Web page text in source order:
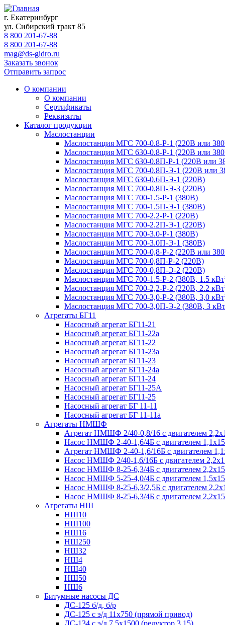
г. Екатеринбург
ул. Сибирский тракт 85
8 800 201-67-88
8 800 201-67-88
mag@ds-gidro.ru
Заказать звонок
Отправить запрос
О компании
О компании
Сертификаты
Реквизиты
Каталог продукции
Маслостанции
Маслостанция МГС 700-0.8-Р-1 (220В или
Маслостанция МГС 630-0.8-Р-1 (220В или
Маслостанция МГС 630-0.8П-Р-1 (220В или
Маслостанция МГС 700-0.8П-Э-1 (220В или
Маслостанция МГС 630-0.6П-Э-1 (220В)
Маслостанция МГС 700-0.8П-Э-3 (220В)
Маслостанция МГС 700-1.5-Р-1 (380В)
Маслостанция МГС 700-1.5П-Э-1 (380В)
Маслостанция МГС 700-2.2-Р-1 (220В)
Маслостанция МГС 700-2.2П-Э-1 (220В)
Маслостанция МГС 700-3.0-Р-1 (380В)
Маслостанция МГС 700-3.0П-Э-1 (380В)
Маслостанция МГС 700-0,8-Р-2 (220В или
Маслостанция МГС 700-0,8П-Р-2 (220В)
Маслостанция МГС 700-0,8П-Э-2 (220В)
Маслостанция МГС 700-1.5-Р-2 (380В, 1.5
Маслостанция МГС 700-2,2-Р-2 (220В, 2.2
Маслостанция МГС 700-3,0-Р-2 (380В, 3,0
Маслостанция МГС 700-3,0П-Э-2 (380В, 3
Агрегаты БГ11
Насосный агрегат БГ11-21
Насосный агрегат БГ11-22а
Насосный агрегат БГ11-22
Насосный агрегат БГ11-23а
Насосный агрегат БГ11-23
Насосный агрегат БГ11-24а
Насосный агрегат БГ11-24
Насосный агрегат БГ11-25А
Насосный агрегат БГ11-25
Насосный агрегат БГ 11-11
Насосный агрегат БГ 11-11а
Агрегаты НМШФ
Агрегат НМШФ 2/40-0,8/16 с двигателем
Насос НМШФ 2-40-1,6/4Б с двигателем
Агрегат НМШФ 2-40-1,6/16Б с двигателем
Насос НМШФ 2/40-1,6/16Б с двигателем
Насос НМШФ 8-25-6,3/4Б с двигателем
Насос НМШФ 5-25-4,0/4Б с двигателем
Насос НМШФ 8-25-6,3/2,5Б с двигателем
Насос НМШФ 8-25-6,3/4Б с двигателем
Агрегаты НШ
НШ10
НШ100
НШ16
НШ250
НШ32
НШ4
НШ40
НШ50
НШ6
Битумные насосы ДС
ДС-125 б/д, б/р
ДС-125 с э/д 11х750 (прямой привод)
ДС-134 с э/д 7,5х1500 (редуктор 3,15)